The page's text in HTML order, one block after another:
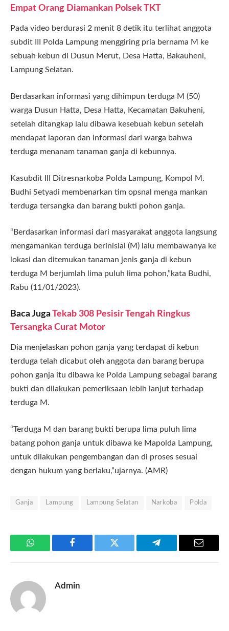
Empat Orang Diamankan Polsek TKT
Pada video berdurasi 2 menit 8 detik itu terlihat anggota
subdit III Polda Lampung menggiring pria bernama M ke
sebuah kebun di Dusun Merut, Desa Hatta, Bakauheni,
Lampung Selatan.
Berdasarkan informasi yang dihimpun terduga M (50)
warga Dusun Hatta, Desa Hatta, Kecamatan Bakuheni,
setelah ditangkap lalu dibawa kesebuah kebun setelah
mendapat laporan dan informasi dari warga bahwa
terduga menanam tanaman ganja di kebunnya.
Kasubdit III Ditresnarkoba Polda Lampung, Kompol M.
Budhi Setyadi membenarkan tim opsnal menga mankan
terduga tersangka dan barang bukti pohon ganja.
“Berdasarkan informasi dari masyarakat anggota langsung
mengamankan terduga berinisial (M) lalu membawanya ke
lokasi dan ditemukan tanaman jenis ganja di kebun
terduga M berjumlah lima puluh lima pohon,”kata Budhi,
Rabu (11/01/2023).
Baca JugaTekab 308 Pesisir Tengah Ringkus
Tersangka Curat Motor
Dia menjelaskan pohon ganja yang terdapat di kebun
terduga telah dicabut oleh anggota dan barang berupa
pohon ganja itu dibawa ke Polda Lampung sebagai barang
bukti dan dilakukan pemeriksaan lebih lanjut terhadap
terduga M.
“Terduga M dan barang bukti berupa lima puluh lima
batang pohon ganja untuk dibawa ke Mapolda Lampung,
untuk dilakukan pengembangan dan di proses sesuai
dengan hukum yang berlaku,”ujarnya. (AMR)
Ganja Lampung Lampung Selatan Narkoba Polda
WhatsApp Facebook Twitter Telegram Email
Admin